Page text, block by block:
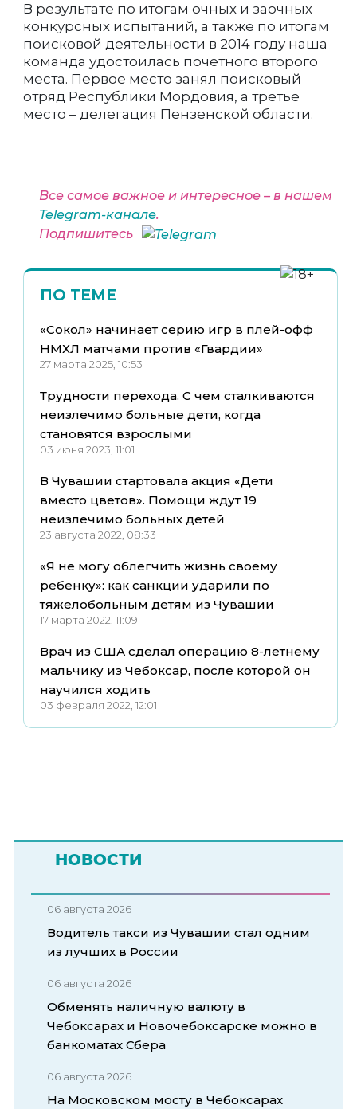
В результате по итогам очных и заочных
конкурсных испытаний, а также по итогам
поисковой деятельности в 2014 году наша
команда удостоилась почетного второго
места. Первое место занял поисковый
отряд Республики Мордовия, а третье
место – делегация Пензенской области.
Все самое важное и интересное – в нашем
Telegram-канале.
Подпишитесь
ПО ТЕМЕ
«Сокол» начинает серию игр в плей-офф
НМХЛ матчами против «Гвардии»
27 марта 2025, 10:53
Трудности перехода. С чем сталкиваются
неизлечимо больные дети, когда
становятся взрослыми
03 июня 2023, 11:01
В Чувашии стартовала акция «Дети
вместо цветов». Помощи ждут 19
неизлечимо больных детей
23 августа 2022, 08:33
«Я не могу облегчить жизнь своему
ребенку»: как санкции ударили по
тяжелобольным детям из Чувашии
17 марта 2022, 11:09
Врач из США сделал операцию 8-летнему
мальчику из Чебоксар, после которой он
научился ходить
03 февраля 2022, 12:01
НОВОСТИ
06 августа 2026
Водитель такси из Чувашии стал одним
из лучших в России
06 августа 2026
Обменять наличную валюту в
Чебоксарах и Новочебоксарске можно в
банкоматах Сбера
06 августа 2026
На Московском мосту в Чебоксарах